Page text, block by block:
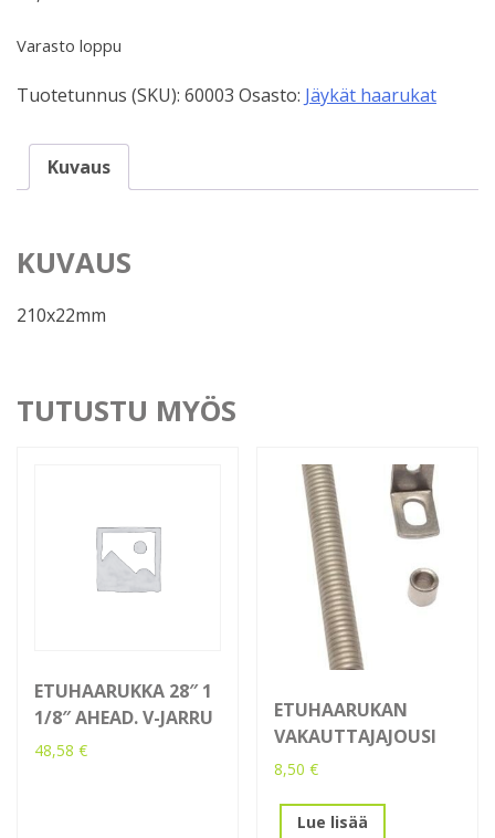
Varasto loppu
Tuotetunnus (SKU): 60003 Osasto: Jäykät haarukat
Kuvaus
KUVAUS
210x22mm
TUTUSTU MYÖS
ETUHAARUKKA 28″ 1
1/8″ AHEAD. V-JARRU
48,58 €
ETUHAARUKAN
VAKAUTTAJAJOUSI
8,50€
Lue lisää